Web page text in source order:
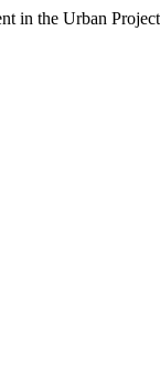
in the Urban